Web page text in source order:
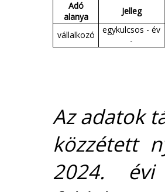
Adó
alanya
Jelleg
vállalkozó
egykulcsos - év
-
Az adatok
közzétett
2024. évi